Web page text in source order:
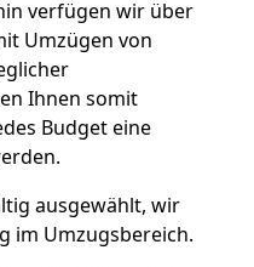
verfügen wir über
Umzügen von
Ihnen somit
Budget eine
ausgewählt, wir
im Umzugsbereich.